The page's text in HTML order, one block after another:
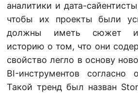
аналитики и дата-
чтобы их проекты были
должны иметь сюжет и
историю о том, что они
свойство легло в основу
BI-инструментов согласно
Такой тренд был назван